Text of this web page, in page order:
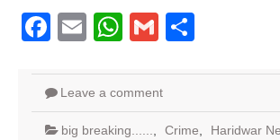
Facebook
EmailWhatsApp
Gmail
Leave a comment
big breaking...... Crime Haridwar